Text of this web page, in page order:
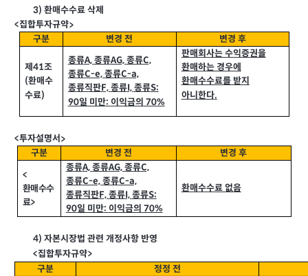
3) 환매수수료 삭제
<집합투자규약>
구분
변경 전 변경 후
제41조
(환매수
수료)
종류A,종류AG,종류C,
종류C-e,종류C-a,
종류직판F,종류I,종류S:
90일 미만: 이익금의 70%
판매회사는 수익증권을
환매하는 경우에
환매수수료를 받지
아니한다.
<투자설명서 >
구분
변경 전
변경 후
<
환매수수
료>
종류A,종류AG,종류C,
종류C-e,종류C-a,
종류직판F,종류I,종류S:
90일 미만: 이익금의 70%
환매수수료 없음
4) 자본시장법 관련 개정사항 반영
<집합투자규약>
구분
정정 전